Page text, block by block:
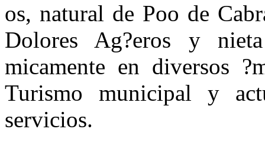
os, natural de Poo de
Dolores Ag?eros y
micamente en diversos
Turismo municipal y
servicios.